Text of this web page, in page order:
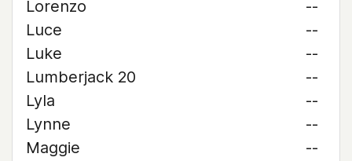
Lorenzo
--
Luce
--
Luke
--
Lumberjack 20
--
Lyla
--
Lynne
--
Maggie
--